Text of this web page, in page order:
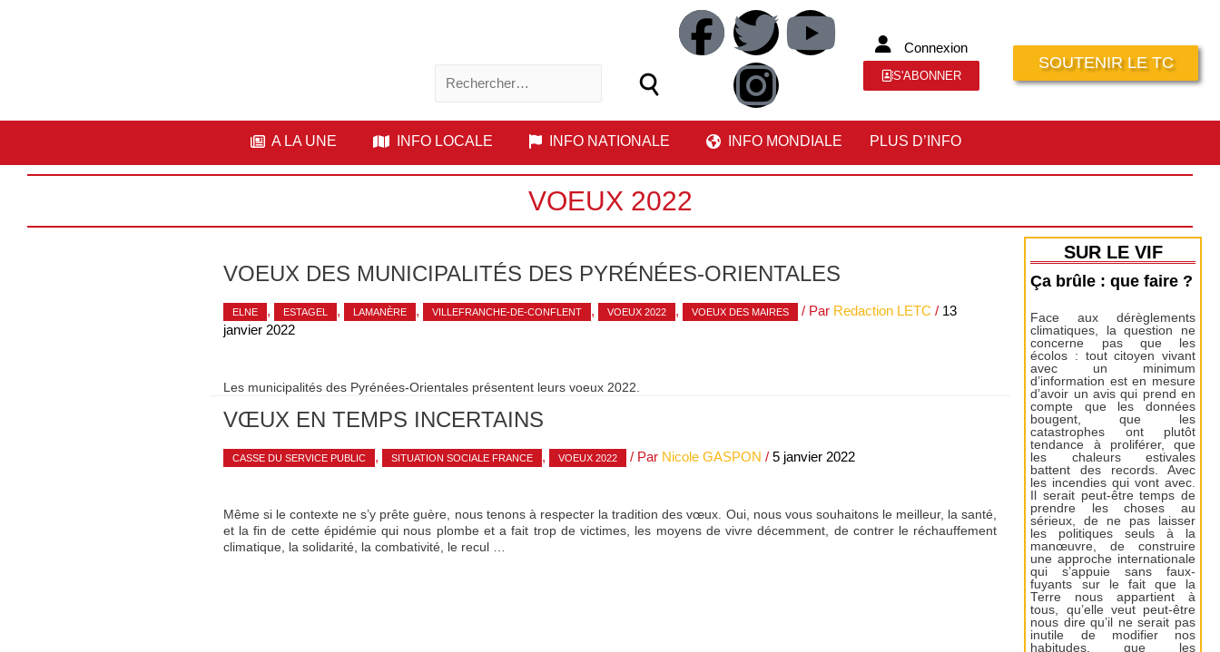
Connexion
S'ABONNER
SOUTENIR LE TC
A LA UNE INFO LOCALE INFO NATIONALE INFO MONDIALE PLUS D’INFO
VOEUX 2022
VOEUX DES MUNICIPALITÉS DES PYRÉNÉES-ORIENTALES
ELNE , ESTAGEL , LAMANÈRE , VILLEFRANCHE-DE-CONFLENT , VOEUX 2022 , VOEUX DES MAIRES / Par Redaction LETC / 13
janvier 2022
Les municipalités des Pyrénées-Orientales présentent leurs voeux 2022.
VŒUX EN TEMPS INCERTAINS
CASSE DU SERVICE PUBLIC , SITUATION SOCIALE FRANCE , VOEUX 2022 / Par Nicole GASPON / 5 janvier 2022
Même si le contexte ne s’y prête guère, nous tenons à respecter la tradition des vœux. Oui, nous vous souhaitons le meilleur, la santé,
et la fin de cette épidémie qui nous plombe et a fait trop de victimes, les moyens de vivre décemment, de contrer le réchauffement
climatique, la solidarité, la combativité, le recul …
SUR LE VIF
Ça brûle : que faire ?
Face aux dérèglements
climatiques, la question ne
concerne pas que les
écolos : tout citoyen vivant
avec un minimum
d’information est en mesure
d’avoir un avis qui prend en
compte que les données
bougent, que les
catastrophes ont plutôt
tendance à proliférer, que
les chaleurs estivales
battent des records. Avec
les incendies qui vont avec.
Il serait peut-être temps de
prendre les choses au
sérieux, de ne pas laisser
les politiques seuls à la
manœuvre, de construire
une approche internationale
qui s’appuie sans faux-
fuyants sur le fait que la
Terre nous appartient à
tous, qu’elle veut peut-être
nous dire qu’il ne serait pas
inutile de modifier nos
habitudes, que les